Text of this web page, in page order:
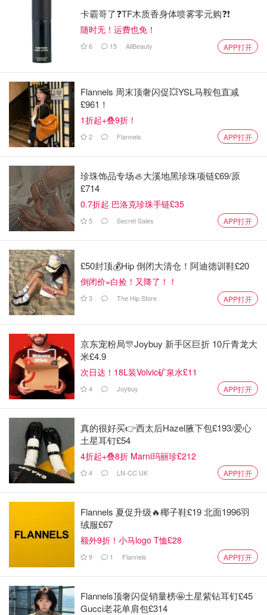
受托人的身份证明
一寸白底免冠彩照2张
一般
2个工作日 左右就会被受理并且审理了，之后大家也可
以在App上看到
具体的进展流程
图片来自于@ Unsplash，版权属于原作者
如何办理驾驶证延期换证？
第一步：下载交管12123软件
注意：如果大家是苹果手机，需要将App Store的地区和国
卡霸哥了❓TF木质香身体喷雾零元购❓❗
随时无！运费也免！
6 15 AllBeauty APP打开
Flannels 周末顶奢闪促💥YSL马鞍包直减
£961！
1折起+叠9折！
2 Flannels APP打开
珍珠饰品专场🦪大溪地黑珍珠项链£69/原
£714
0.7折起 巴洛克珍珠手链£35
5 Secret Sales APP打开
£50封顶💰Hip 倒闭大清仓！阿迪德训鞋£20
倒闭价=白捡！又降了！！
3 The Hip Store APP打开
京东宠粉局🎊Joybuy 新手区巨折 10斤青龙大
米£4.9
次日达！18L装Volvic矿泉水£11
4 Joybuy APP打开
真的很好买👉西太后Hazel腋下包£193/爱心
土星耳钉£54
4折起+叠8折 Marni玛丽珍£212
4 LN-CC UK APP打开
Flannels 夏促升级🔥椰子鞋£19 北面1996羽
绒服£67
额外9折！小马logo T恤£28
9 1 Flannels APP打开
Flannels顶奢闪促销量榜🤩土星紫钻耳钉£45
Gucci老花单肩包£314